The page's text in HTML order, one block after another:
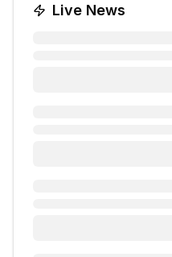
Live News